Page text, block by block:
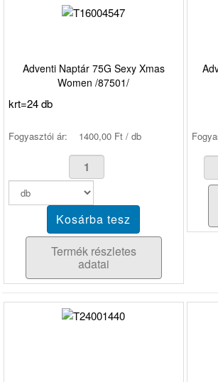
Adventi Naptár 75G Sexy Xmas
Women /87501/
krt=24 db
Fogyasztói ár: 1400,00 Ft / db
Termék részletes
adatai